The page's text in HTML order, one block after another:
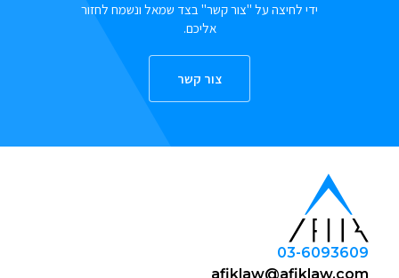
ידי לחיצה על "צור קשר" בצד שמאל ונשמח לחזור
אליכם.
צור קשר
03-6093609
afiklaw@afiklaw.com